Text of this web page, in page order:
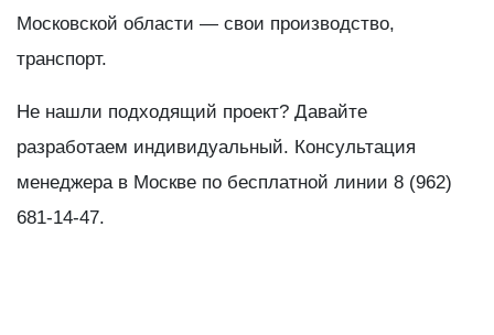
Московской области — свои производство,
транспорт.
Не нашли подходящий проект? Давайте
разработаем индивидуальный. Консультация
менеджера в Москве по бесплатной линии 8 (962)
681-14-47.